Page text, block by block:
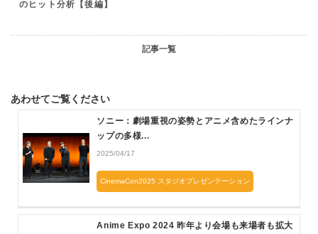
のヒット分析【後編】
記事一覧
あわせてご覧ください
ソニー：劇場重視の姿勢とアニメ含めたラインナ
ップの多様...
2025/04/17
CinemaCon2025 スタジオプレゼンテーション
Anime Expo 2024 昨年より会場も来場者も拡大